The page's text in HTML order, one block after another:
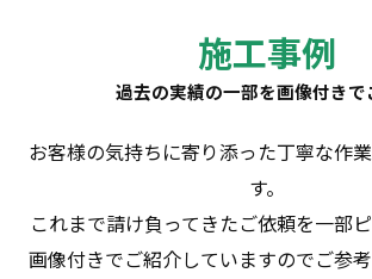
過去の実績の一部を画像付きで
施工事例
お客様の気持ちに寄り添った丁寧な作
す。
これまで請け負ってきたご依頼を一部
画像付きでご紹介していますのでご参